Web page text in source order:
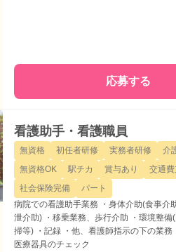
応募する
看護助手・看護職員
無資格 初任者研修 実務者研修
介
無資格OK
駅チカ 賞与あり
交通費
社会保険完備
パート
病院での看護助手業務 ・身体介助(食事介
泄介助) ・移乗業務、歩行介助 ・環境整備
掃等) ・記録 ・他、看護師指示の下の業務
医療器具のチェック